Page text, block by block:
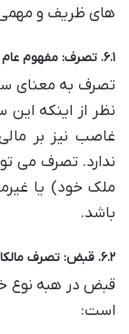
های ظریف و
۶.۱. تصرف: مفهوم عام تر
تصرف به معنای
نظر از اینکه
غاصب نیز بر
ندارد. تصرف می
ملک خود) یا
باشد.
۶.۲. قبض: تصرف مالکانه با اذن واهب
قبض در هبه نوع
است: